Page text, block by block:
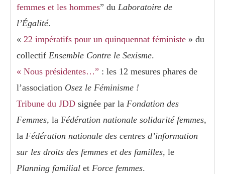
femmes et les hommes” du Laboratoire de
l’Égalité.
« 22 impératifs pour un quinquennat féministe » du
collectif Ensemble Contre le Sexisme.
« Nous présidentes…” : les 12 mesures phares de
l’association Osez le Féminisme !
Tribune du JDD signée par la Fondation des
Femmes, la Fédération nationale solidarité femmes,
la Fédération nationale des centres d’information
sur les droits des femmes et des familles, le
Planning familial et Force femmes.